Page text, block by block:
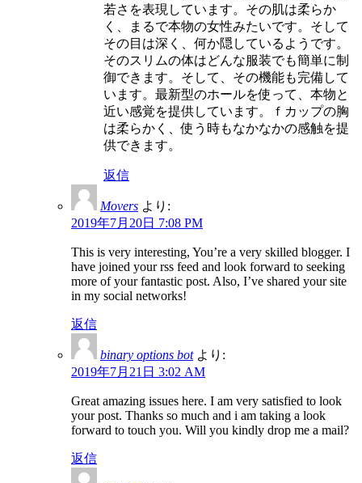
若さを表現しています。その肌は柔らか
く、まるで本物の女性みたいです。そして
その目は深く、何か隠しているようです。
そのスリムの体はどんな服装でも簡単に制
御できます。そして、その機能も完備して
います。最新型のホールを使って、本物と
近い感覚を提供しています。ｆカップの胸
は柔らかく、使う時もなかなかの感触を提
供できます。
返信
Movers より:
2019年7月20日 7:08 PM
This is very interesting, You’re a very skilled blogger. I
have joined your rss feed and look forward to seeking
more of your fantastic post. Also, I’ve shared your site
in my social networks!
返信
binary options bot より:
2019年7月21日 3:02 AM
Great amazing issues here. I am very satisfied to look
your post. Thanks so much and i am taking a look
forward to touch you. Will you kindly drop me a mail?
返信